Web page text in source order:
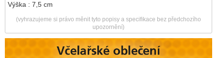
Výška : 7,5 cm
(vyhrazujeme si právo měnit tyto popisy a specifikace bez předchozího
upozornění)